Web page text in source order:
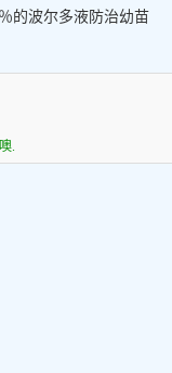
的波尔多液防治幼苗
.